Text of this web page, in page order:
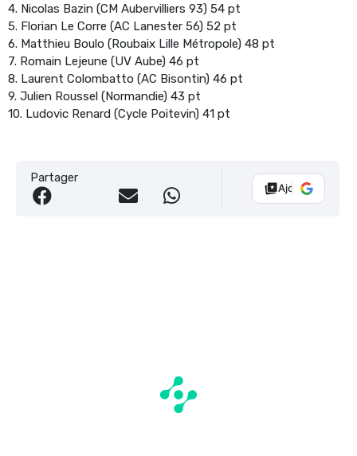
4. Nicolas Bazin (CM Aubervilliers 93) 54 pt
5. Florian Le Corre (AC Lanester 56) 52 pt
6. Matthieu Boulo (Roubaix Lille Métropole) 48 pt
7. Romain Lejeune (UV Aube) 46 pt
8. Laurent Colombatto (AC Bisontin) 46 pt
9. Julien Roussel (Normandie) 43 pt
10. Ludovic Renard (Cycle Poitevin) 41 pt
Partager
Ajouter Vélo